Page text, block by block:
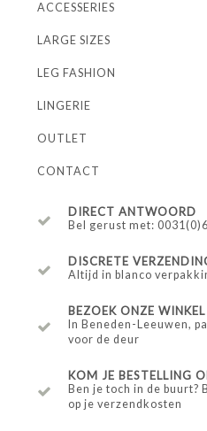
ACCESSERIES
LARGE SIZES
LEG FASHION
LINGERIE
OUTLET
CONTACT
DIRECT ANTWOORD
Bel gerust met:
DISCRETE
Altijd in blanco
BEZOEK ONZE WINKEL
In Beneden-Leeuwen,
voor de deur
KOM JE BESTELLING
Ben je toch in de buurt?
op je verzendkosten